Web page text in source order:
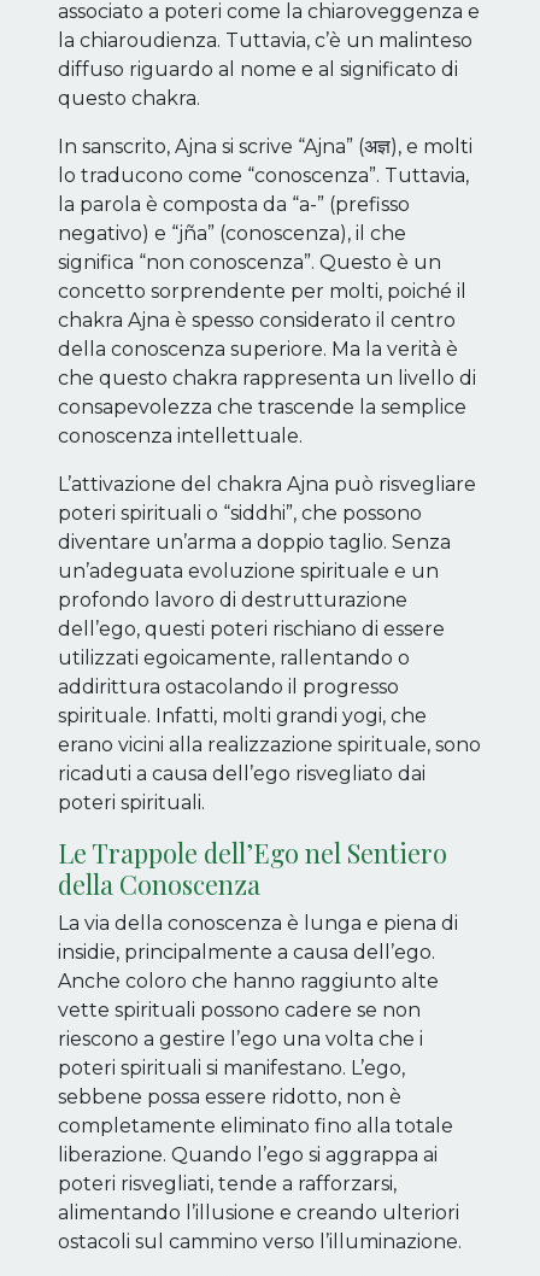
associato a poteri come la chiaroveggenza e
la chiaroudienza. Tuttavia, c’è un malinteso
diffuso riguardo al nome e al significato di
questo chakra.
In sanscrito, Ajna si scrive “Ajna” (अज्ञ), e molti
lo traducono come “conoscenza”. Tuttavia,
la parola è composta da “a-” (prefisso
negativo) e “jña” (conoscenza), il che
significa “non conoscenza”. Questo è un
concetto sorprendente per molti, poiché il
chakra Ajna è spesso considerato il centro
della conoscenza superiore. Ma la verità è
che questo chakra rappresenta un livello di
consapevolezza che trascende la semplice
conoscenza intellettuale.
L’attivazione del chakra Ajna può risvegliare
poteri spirituali o “siddhi”, che possono
diventare un’arma a doppio taglio. Senza
un’adeguata evoluzione spirituale e un
profondo lavoro di destrutturazione
dell’ego, questi poteri rischiano di essere
utilizzati egoicamente, rallentando o
addirittura ostacolando il progresso
spirituale. Infatti, molti grandi yogi, che
erano vicini alla realizzazione spirituale, sono
ricaduti a causa dell’ego risvegliato dai
poteri spirituali.
Le Trappole dell’Ego nel Sentiero
della Conoscenza
La via della conoscenza è lunga e piena di
insidie, principalmente a causa dell’ego.
Anche coloro che hanno raggiunto alte
vette spirituali possono cadere se non
riescono a gestire l’ego una volta che i
poteri spirituali si manifestano. L’ego,
sebbene possa essere ridotto, non è
completamente eliminato fino alla totale
liberazione. Quando l’ego si aggrappa ai
poteri risvegliati, tende a rafforzarsi,
alimentando l’illusione e creando ulteriori
ostacoli sul cammino verso l’illuminazione.